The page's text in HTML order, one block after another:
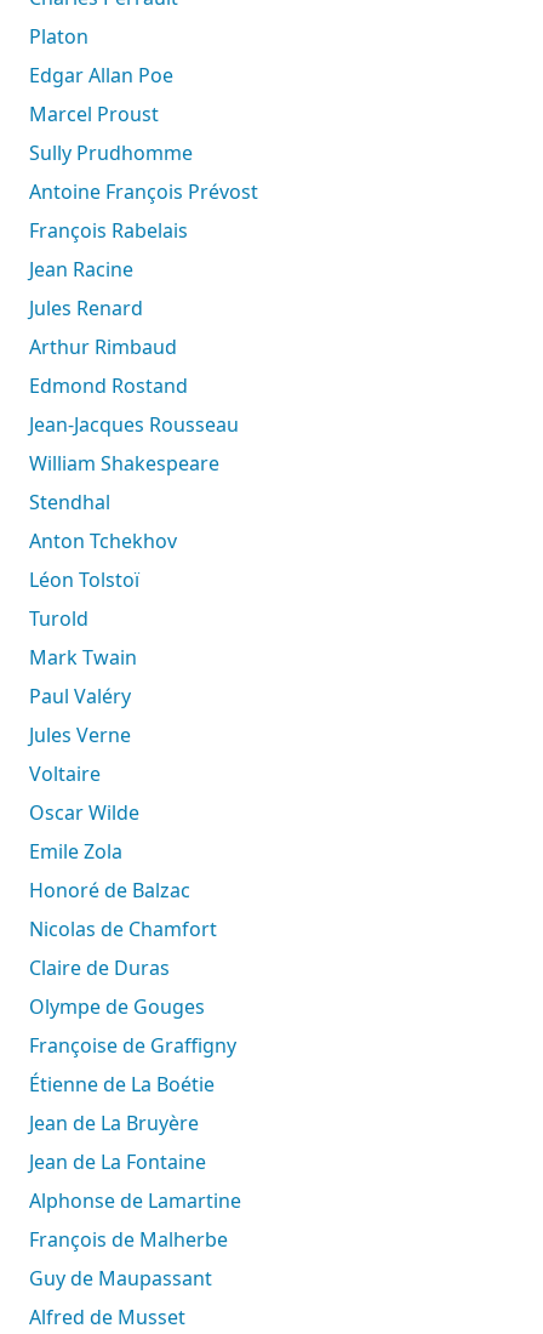
Platon
Edgar Allan Poe
Marcel Proust
Sully Prudhomme
Antoine François Prévost
François Rabelais
Jean Racine
Jules Renard
Arthur Rimbaud
Edmond Rostand
Jean-Jacques Rousseau
William Shakespeare
Stendhal
Anton Tchekhov
Léon Tolstoï
Turold
Mark Twain
Paul Valéry
Jules Verne
Voltaire
Oscar Wilde
Emile Zola
Honoré de Balzac
Nicolas de Chamfort
Claire de Duras
Olympe de Gouges
Françoise de Graffigny
Étienne de La Boétie
Jean de La Bruyère
Jean de La Fontaine
Alphonse de Lamartine
François de Malherbe
Guy de Maupassant
Alfred de Musset